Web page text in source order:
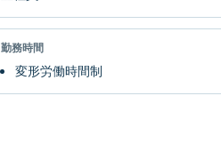
勤務時間
変形労働時間制